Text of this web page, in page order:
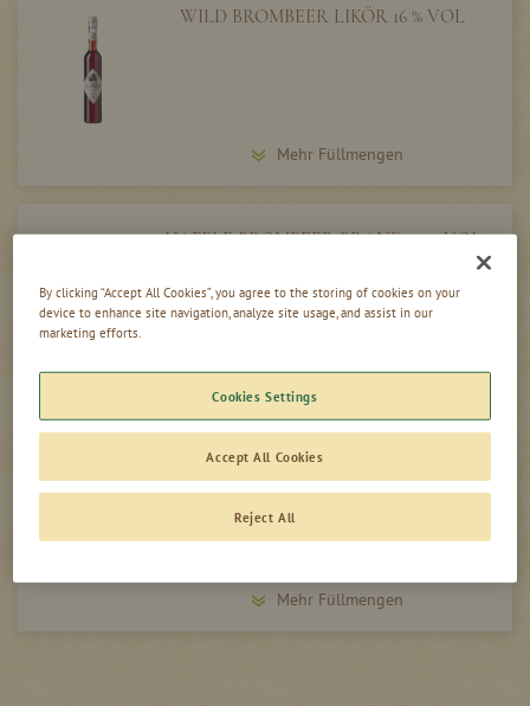
WILD BROMBEER LIKÖR 16 % VOL
Mehr Füllmengen
HAFELE BROMBEER BRAND 43 % VOL
Mehr Füllmengen
333 BROMBEERE HAFELE BRAND 45 %
VOL
Mehr Füllmengen
By clicking “Accept All Cookies”, you agree to the storing of cookies on your
device to enhance site navigation, analyze site usage, and assist in our
marketing efforts.
Cookies Settings
Reject All
Accept All Cookies